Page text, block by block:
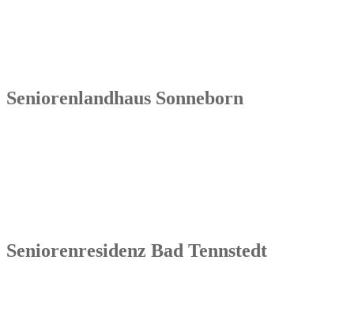
Seniorenlandhaus Sonneborn
Seniorenresidenz Bad Tennstedt